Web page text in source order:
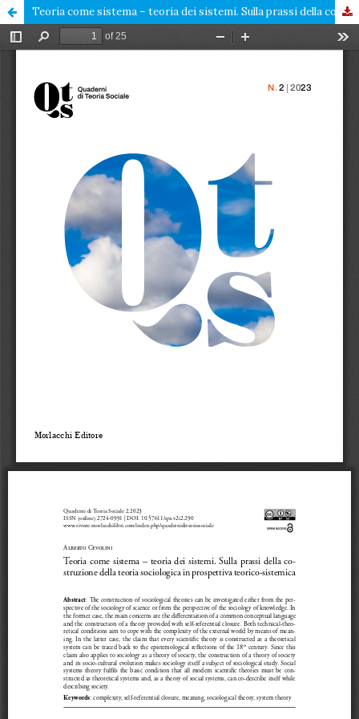
Teoria come sistema – teoria dei sistemi. Sulla prassi della costruzione della teoria sociologica in prospettiva teorico-sistemica